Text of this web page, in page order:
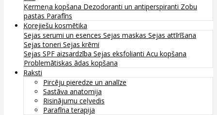
Ķermeņa kopšana Dezodoranti un antiperspiranti Zobu
pastas Parafīns
Korejiešu kosmētika
Sejas serumi un esences Sejas maskas Sejas attīrīšana
Sejas toneri Sejas krēmi
Sejas SPF aizsardzība Sejas eksfolianti Acu kopšana
Problemātiskas ādas kopšana
Raksti
Pircēju pieredze un analīze
Sastāva anatomija
Risinājumu ceļvedis
Parafīna terapija